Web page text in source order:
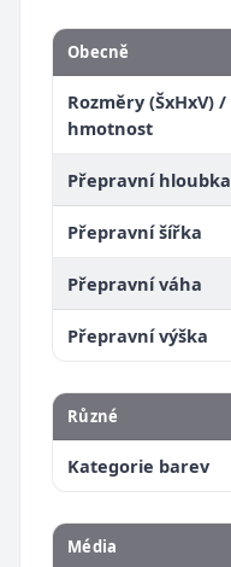
Obecně
Rozměry (ŠxHxV) /
hmotnost
Přepravní hloubka
Přepravní šířka
Přepravní váha
Přepravní výška
Různé
Kategorie barev
Média